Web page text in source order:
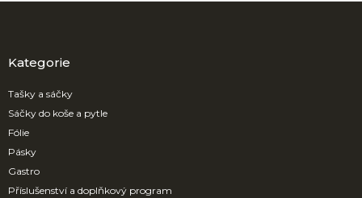
aKategorie
Tašky a sáčky
Sáčky do koše a pytle
Fólie
Pásky
Gastro
Příslušenství a doplňkový program